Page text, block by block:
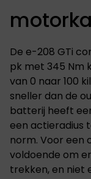
De e-208 GTi
pk met 345 Nm
van 0 naar 100
sneller dan de
batterij heeft
een actieradius
norm. Voor een
voldoende om
trekken, en niet